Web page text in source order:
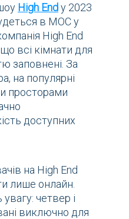
High Endу 2023
в MOC у
High End
всі кімнати для
заповнені. За
на популярні
просторами
доступних
на High End
лише онлайн.
четвер і
виключно для